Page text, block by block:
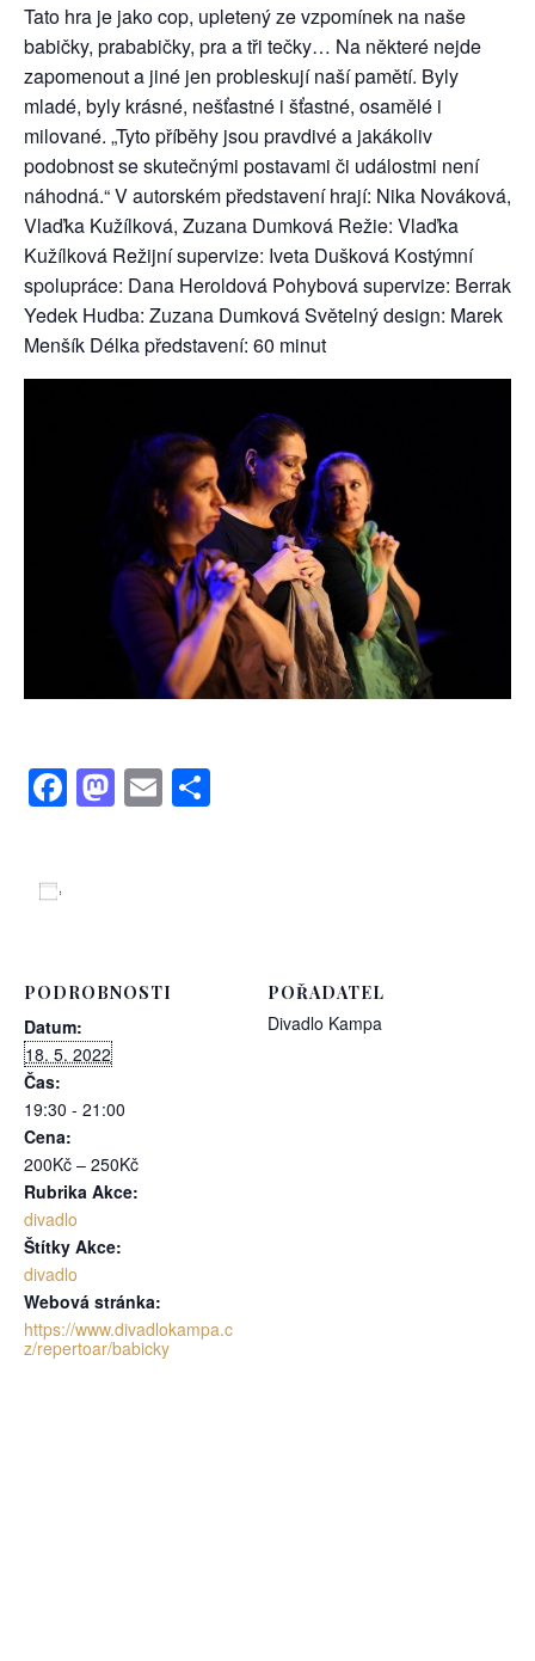
Tato hra je jako cop, upletený ze vzpomínek na naše
babičky, prababičky, pra a tři tečky… Na některé nejde
zapomenout a jiné jen probleskují naší pamětí. Byly
mladé, byly krásné, nešťastné i šťastné, osamělé i
milované. „Tyto příběhy jsou pravdivé a jakákoliv
podobnost se skutečnými postavami či událostmi není
náhodná.“ V autorském představení hrají: Nika Nováková,
Vlaďka Kužílková, Zuzana Dumková Režie: Vlaďka
Kužílková Režijní supervize: Iveta Dušková Kostýmní
spolupráce: Dana Heroldová Pohybová supervize: Berrak
Yedek Hudba: Zuzana Dumková Světelný design: Marek
Menšík Délka představení: 60 minut
Facebook
Mastodon
Email
PODROBNOSTI
Datum:
18. 5. 2022
Čas:
19:30 - 21:00
Cena:
200Kč – 250Kč
Rubrika Akce:
divadlo
Štítky Akce:
divadlo
Webová stránka:
https://www.divadlokampa.c
z/repertoar/babicky
POŘADATEL
Divadlo Kampa